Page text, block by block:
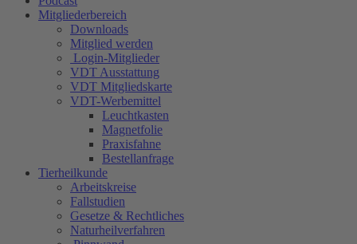
Mitgliederbereich
Downloads
Mitglied werden
Login-Mitglieder
VDT Ausstattung
VDT Mitgliedskarte
VDT-Werbemittel
Leuchtkasten
Magnetfolie
Praxisfahne
Bestellanfrage
Tierheilkunde
Arbeitskreise
Fallstudien
Gesetze & Rechtliches
Naturheilverfahren